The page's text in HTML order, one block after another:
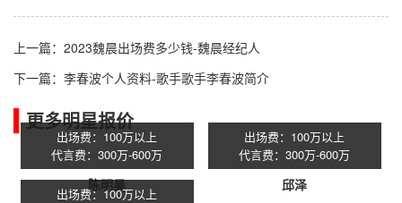
上一篇： 2023魏晨出场费多少钱-魏晨经纪人
下一篇： 李春波个人资料-歌手歌手李春波简介
更多明星报价
出场费：100万以上
代言费：300万-600万
陈明昊
出场费：100万以上
代言费：300万-600万
邱泽
出场费：100万以上